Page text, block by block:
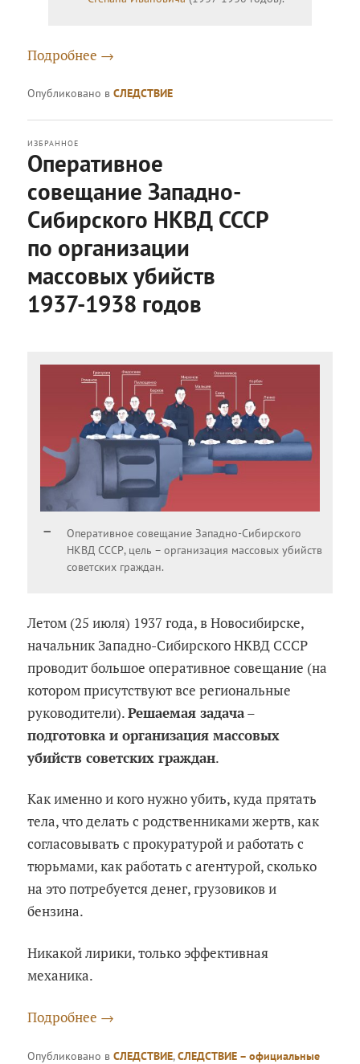
Подробнее →
Опубликовано в СЛЕДСТВИЕ
Оперативное
совещание Западно-
Сибирского НКВД СССР
по организации
массовых убийств
1937-1938 годов
ИЗБРАННОЕ
Оперативное совещание Западно-Сибирского
НКВД СССР, цель – организация массовых убийств
советских граждан.
Летом (25 июля) 1937 года, в Новосибирске,
начальник Западно-Сибирского НКВД СССР
проводит большое оперативное совещание (на
котором присутствуют все региональные
руководители).Решаемая задача–
подготовка и организация массовых
убийств советских граждан.
Как именно и кого нужно убить, куда прятать
тела, что делать с родственниками жертв, как
согласовывать с прокуратурой и работать с
тюрьмами, как работать с агентурой, сколько
на это потребуется денег, грузовиков и
бензина.
Никакой лирики, только эффективная
механика.
Подробнее →
Опубликовано в СЛЕДСТВИЕ,СЛЕДСТВИЕ – официальные